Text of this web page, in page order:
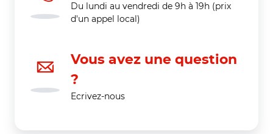
Du lundi au vendredi de 9h à 19h (prix
d'un appel local)
Vous avez une question
?
Ecrivez-nous